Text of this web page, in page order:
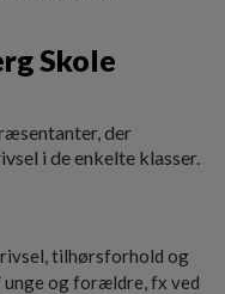
Skole
der
i de enkelte klasser.
tilhørsforhold og
og forældre, fx ved